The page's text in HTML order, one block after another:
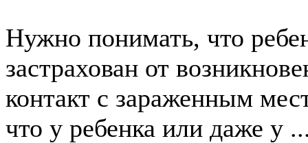
Нужно понимать, что
застрахован от
контакт с зараженным
что у ребенка или даже у